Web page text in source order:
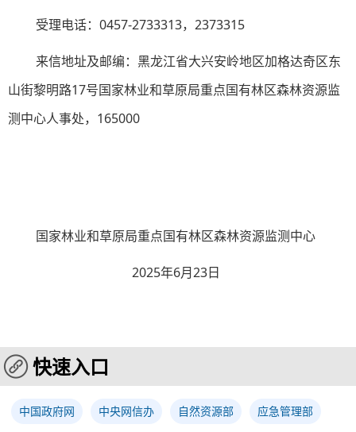
受理电话：0457-2733313，2373315
来信地址及邮编：黑龙江省大兴安岭地区加格达奇区东
山街黎明路17号国家林业和草原局重点国有林区森林资源监
测中心人事处，165000
国家林业和草原局重点国有林区森林资源监测中心
2025年6月23日
快速入口
中国政府网 中央网信办 自然资源部 应急管理部